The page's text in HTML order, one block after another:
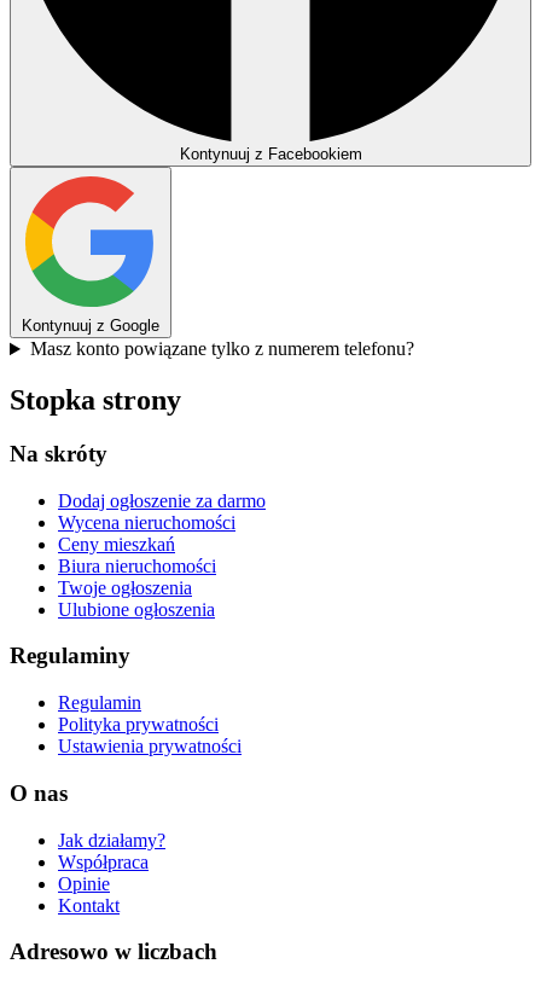
Kontynuuj z Facebookiem
Kontynuuj z Google
Masz konto powiązane tylko z numerem telefonu?
Stopka strony
Na skróty
Dodaj ogłoszenie za darmo
Wycena nieruchomości
Ceny mieszkań
Biura nieruchomości
Twoje ogłoszenia
Ulubione ogłoszenia
Regulaminy
Regulamin
Polityka prywatności
Ustawienia prywatności
O nas
Jak działamy?
Współpraca
Opinie
Kontakt
Adresowo w liczbach